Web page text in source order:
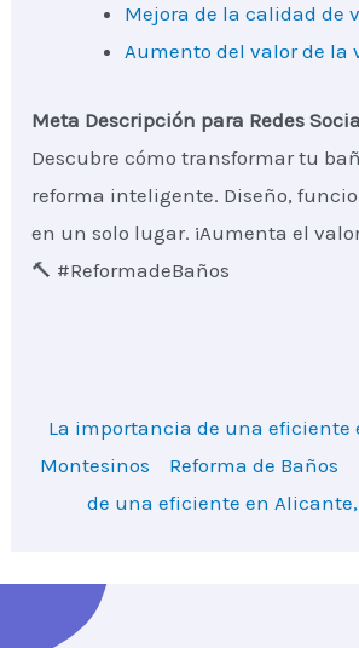
Mejora de la calidad de
Aumento del valor de la
Meta Descripción para Redes
Descubre cómo transformar tu
reforma inteligente. Diseño,
en un solo lugar. ¡Aumenta el
🔨 #ReformadeBaños
La importancia de una eficiente
Montesinos
Reforma de Baños
de una eficiente en Alicante,